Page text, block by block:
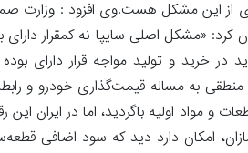
نمونه‌ای از این مشکل هست.وی افزود :
کرد: «مشکل اصلی سایپا نه کمقرار دارای
خرید و تولید مواجه قرار دارای
منطقی به مساله قیمت‌گذاری خودرو و
امکان دارد دید که سود اضافی